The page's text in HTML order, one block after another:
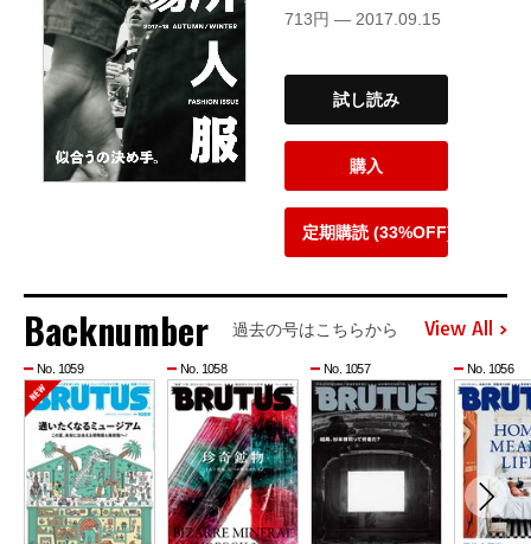
713円 — 2017.09.15
試し読み
購入
定期購読 (33%OFF)
Backnumber 過去の号はこちらから View All
No. 1059 No. 1058 No. 1057 No. 1056